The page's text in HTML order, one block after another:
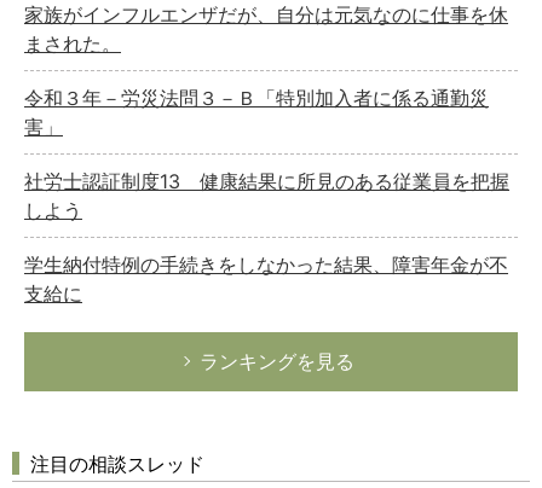
家族がインフルエンザだが、自分は元気なのに仕事を休
まされた。
令和３年－労災法問３－Ｂ「特別加入者に係る通勤災
害」
社労士認証制度13 健康結果に所見のある従業員を把握
しよう
学生納付特例の手続きをしなかった結果、障害年金が不
支給に
ランキングを見る
注目の相談スレッド